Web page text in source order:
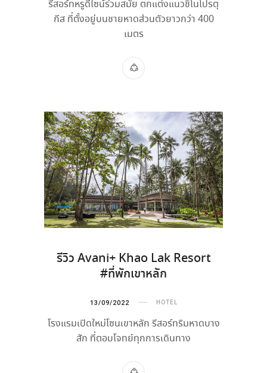
รีสอร์ทหรูดีไซน์ร่วมสมัย ตกแต่งแนวชิโนโปรตุ
กีส ที่ตั้งอยู่บนชายหาดส่วนตัวยาวกว่า 400
เมตร
รีวิว Avani+ Khao Lak Resort
#ที่พักเขาหลัก
13/09/2022 HOTEL
โรงแรมเปิดใหม่โซนเขาหลัก รีสอร์ทริมหาดบาง
สัก ที่ตอบโจทย์ทุกการเดินทาง